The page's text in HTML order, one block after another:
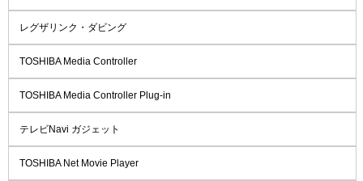
レグザリンク・ダビング
TOSHIBA Media Controller
TOSHIBA Media Controller Plug-in
テレビNavi ガジェット
TOSHIBA Net Movie Player